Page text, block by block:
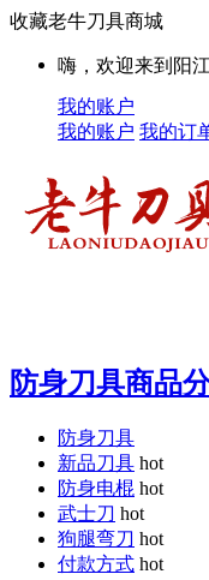
收藏老牛刀具商城
嗨，欢迎来到阳
我的账户
我的账户 我的订
防身刀具商品
防身刀具
新品刀具 hot
防身电棍 hot
武士刀 hot
狗腿弯刀 hot
付款方式 hot